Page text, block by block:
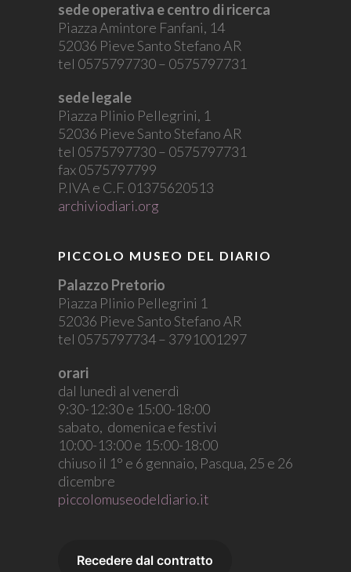
sede operativa e centro di ricerca
Piazza Amintore Fanfani, 14
52036 Pieve Santo Stefano AR
tel 0575797730 – 0575797731
sede legale
Piazza Plinio Pellegrini, 1
52036 Pieve Santo Stefano AR
tel 0575797730 – 0575797731
fax 0575797799
P.IVA e C.F. 01375620513
archiviodiari.org
PICCOLO MUSEO DEL DIARIO
Palazzo Pretorio
Piazza Plinio Pellegrini 1
52036 Pieve Santo Stefano AR
tel 0575797734 – 3791001297
orari
dal lunedì al venerdì
9:30-12:30 e 15:00-18:00
sabato, domenica e festivi
10:00-13:00 e 15:00-18:00
chiuso il 1° e 6 gennaio, Pasqua, 25 e 26
dicembre
piccolomuseodeldiario.it